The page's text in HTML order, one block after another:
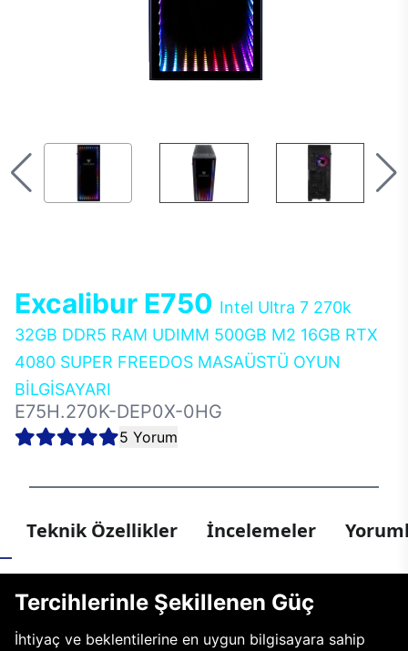
Excalibur E750 Intel Ultra 7 270k
32GB DDR5 RAM UDIMM 500GB M2 16GB RTX
4080 SUPER FREEDOS MASAÜSTÜ OYUN
BİLGİSAYARI
E75H.270K-DEP0X-0HG
5 Yorum
Teknik Özellikler İncelemeler
Tercihlerinle Şekillenen Güç
İhtiyaç ve beklentilerine en uygun bilgisayara sahip